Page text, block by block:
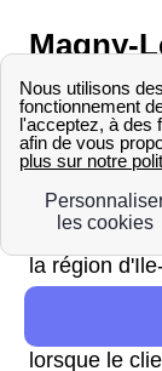
Magny-
un
Les clients
contrat
choisir de le
premier
la région
lorsque le